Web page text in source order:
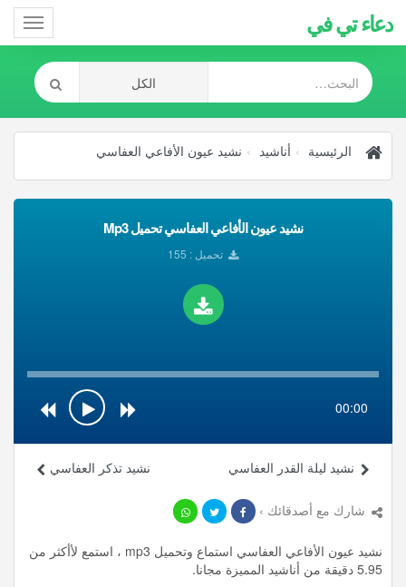
دعاء تي في
الرئيسية أناشيد نشيد عيون الأفاعي العفاسي
نشيد عيون الأفاعي العفاسي تحميل Mp3
تحميل : 155
00:00
نشيد تذكر العفاسي نشيد ليلة القدر العفاسي
شارك مع أصدقائك ›
نشيد عيون الأفاعي العفاسي استماع وتحميل mp3 ، استمع لأأكثر من
5.95 دقيقة من أناشيد المميزة مجانا.